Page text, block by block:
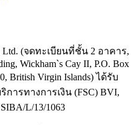
(จดทะเบียนที่ชั้น 2 อาคาร,
Wickham`s Cay II, P.O. Box
British Virgin Islands) ได้รับ
ารทางการเงิน (FSC) BVI,
L/13/1063